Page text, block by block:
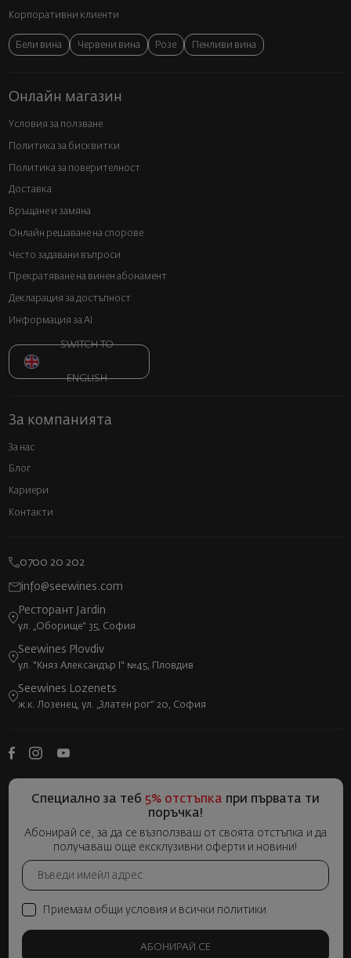
Корпоративни клиенти
Бели вина Червени вина Розе Пенливи вина
Онлайн магазин
Условия за ползване
Политика за бисквитки
Политика за поверителност
Доставка
Връщане и замяна
Онлайн решаване на спорове
Често задавани въпроси
Прекратяване на винен абонамент
Декларация за достъпност
Информация за AI
SWITCH TO
ENGLISH
За компанията
За нас
Блог
Кариери
Контакти
0700 20 202
info@seewines.com
Ресторант Jardin
ул. „Оборище“ 35, София
Seewines Plovdiv
ул. "Княз Александър I" №45, Пловдив
Seewines Lozenets
ж.к. Лозенец, ул. „Златен рог“ 20, София
Специално за теб 5% отстъпка при първата ти
поръчка!
Абонирай се, за да се възползваш от своята отстъпка и да
получаваш още ексклузивни оферти и новини!
Приемам общи условия и всички политики
АБОНИРАЙ СЕ